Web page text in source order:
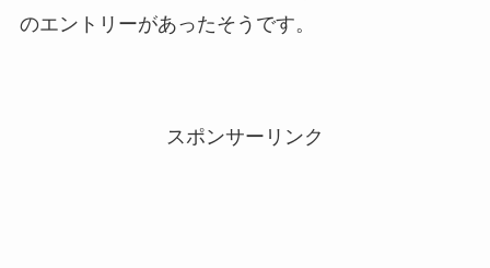
のエントリーがあったそうです。
スポンサーリンク